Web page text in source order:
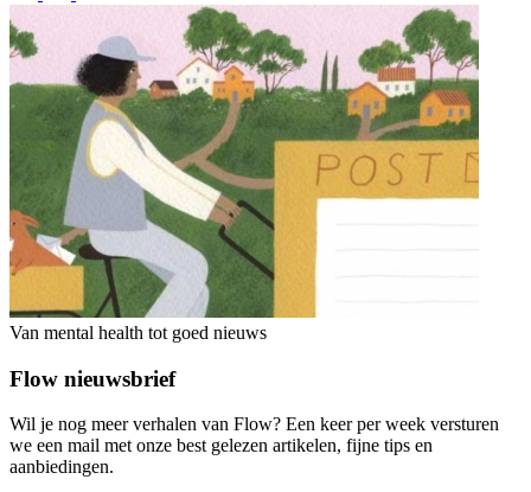
Van mental health tot goed nieuws
Flow nieuwsbrief
Wil je nog meer verhalen van Flow? Een keer per week versturen
we een mail met onze best gelezen artikelen, fijne tips en
aanbiedingen.